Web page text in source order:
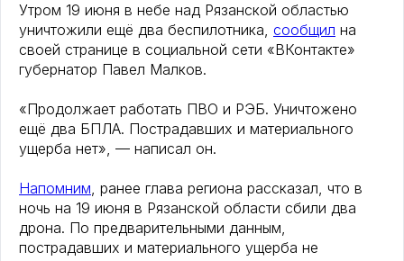
Утром 19 июня в небе над Рязанской областью
уничтожили ещё два беспилотника, сообщил на
своей странице в социальной сети «ВКонтакте»
губернатор Павел Малков.
«Продолжает работать ПВО и РЭБ. Уничтожено
ещё два БПЛА. Пострадавших и материального
ущерба нет», — написал он.
Напомним, ранее глава региона рассказал, что в
ночь на 19 июня в Рязанской области сбили два
дрона. По предварительными данным,
пострадавших и материального ущерба не